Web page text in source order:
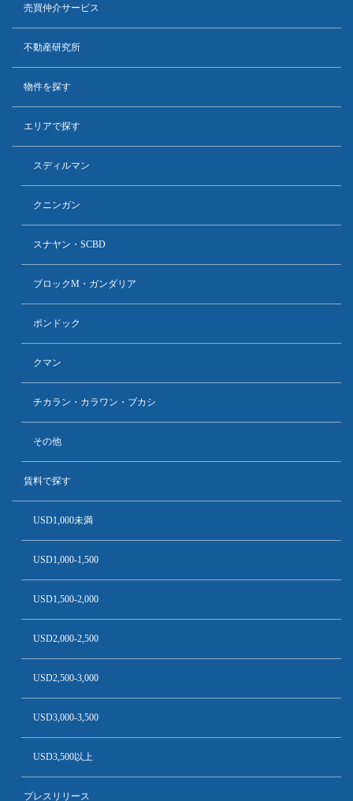
売買仲介サービス
不動産研究所
物件を探す
エリアで探す
スディルマン
クニンガン
スナヤン・SCBD
ブロックM・ガンダリア
ポンドック
クマン
チカラン・カラワン・ブカシ
その他
賃料で探す
USD1,000未満
USD1,000-1,500
USD1,500-2,000
USD2,000-2,500
USD2,500-3,000
USD3,000-3,500
USD3,500以上
プレスリリース